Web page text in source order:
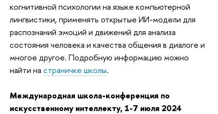
когнитивной психологии на языке компьютерной
лингвистики, применять открытые ИИ-модели для
распознаний эмоций и движений для анализа
состояния человека и качества общения в диалоге и
многое другое. Подробную информацию можно
найти на страничке школы.
Международная школа-конференция по
искусственному интеллекту, 1-7 июля 2024